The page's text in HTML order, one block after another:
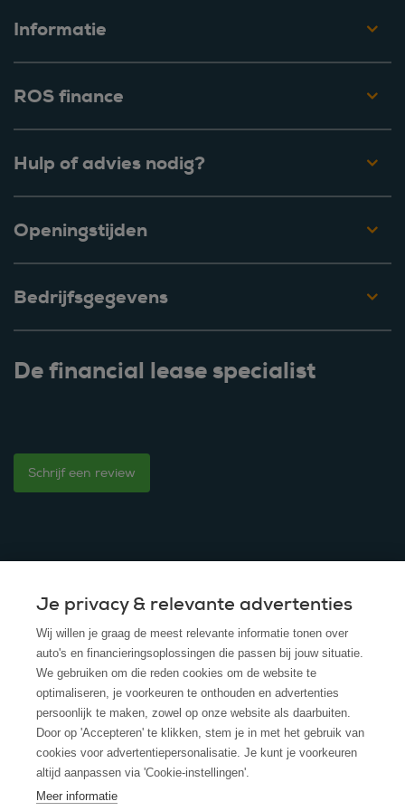
Informatie
ROS finance
Hulp of advies nodig?
Openingstijden
Bedrijfsgegevens
De financial lease specialist
Schrijf een review
© 2025 - ROS Krediet Service
Algemene Voorwaarden
Disclaimer
Privacy Policy
Cookies
Cookie policy
Je privacy & relevante advertenties
Wij willen je graag de meest relevante informatie tonen over
auto's en financieringsoplossingen die passen bij jouw situatie.
We gebruiken om die reden cookies om de website te
optimaliseren, je voorkeuren te onthouden en advertenties
persoonlijk te maken, zowel op onze website als daarbuiten.
Door op 'Accepteren' te klikken, stem je in met het gebruik van
cookies voor advertentiepersonalisatie. Je kunt je voorkeuren
altijd aanpassen via 'Cookie-instellingen'.
Meer informatie